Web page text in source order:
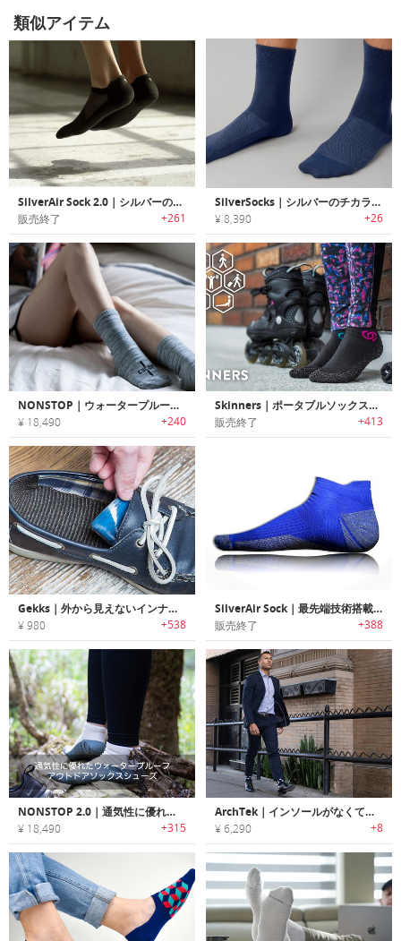
類似アイテム
SilverAir Sock 2.0｜シルバーの特性を活かした防臭ソックス「シルバーエアソックス2.0」
販売終了 +261
SilverSocks｜シルバーのチカラで清潔な状態をキープするクルーソックス「シルバーソックス」
¥ 8,390 +26
NONSTOP｜ウォータープルーフで通気性に優れた多機能ソックス「ノンストップ」
¥ 18,490 +240
Skinners｜ポータブルソックスシューズ「スキナー」
販売終了 +413
Gekks｜外から見えないインナーソックス「ゲックス」
¥ 980 +538
SilverAir Sock｜最先端技術搭載の臭わない靴下「シルバーエア」
販売終了 +388
NONSTOP 2.0｜通気性に優れたウォータープルーフアウトドアソックスシューズ「ノンストップ2.0」
¥ 18,490 +315
ArchTek｜インソールがなくても足のアーチをサポートする機能性ソックス「アーチテック」
¥ 6,290 +8